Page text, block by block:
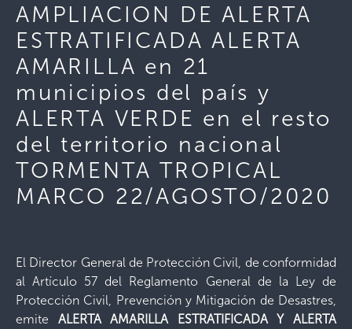
AMPLIACION DE ALERTA
ESTRATIFICADA ALERTA
AMARILLA en 21
municipios del país y
ALERTA VERDE en el resto
del territorio nacional
TORMENTA TROPICAL
MARCO 22/AGOSTO/2020
El Director General de Protección Civil, de conformidad
al Artículo 57 del Reglamento General de la Ley de
Protección Civil, Prevención y Mitigación de Desastres,
emite ALERTA AMARILLA ESTRATIFICADA Y ALERTA